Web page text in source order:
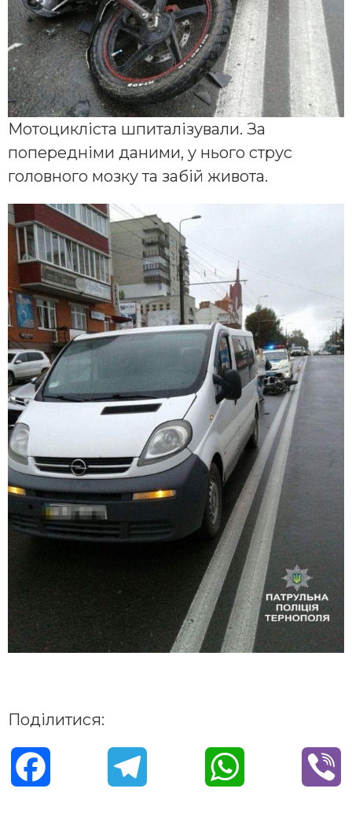
Мотоцикліста шпиталізували. За
попередніми даними, у нього струс
головного мозку та забій живота.
Поділитися: